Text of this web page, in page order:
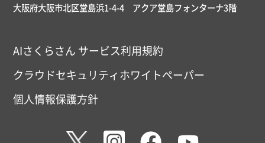
大阪府大阪市北区堂島浜1-4-4 アクア堂島フォンターナ3階
AIさくらさん サービス利用規約
クラウドセキュリティホワイトペーパー
個人情報保護方針